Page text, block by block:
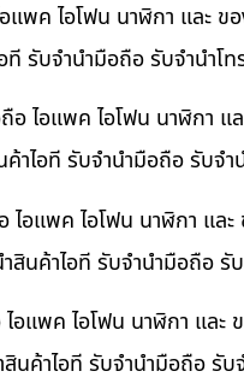
แพค ไอโฟน นาฬิกา และ ข
รับจำนำมือถือ รับจำนำ
ไอแพค ไอโฟน นาฬิกา แ
ไอที รับจำนำมือถือ รับจ
ไอแพค ไอโฟน นาฬิกา แล
นค้าไอที รับจำนำมือถือ
อแพค ไอโฟน นาฬิกา และ
ค้าไอที รับจำนำมือถือ รั